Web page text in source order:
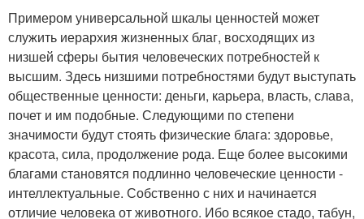
Примером универсальной шкалы ценностей может
служить иерархия жизненных благ, восходящих из
низшей сферы бытия человеческих потребностей к
высшим. Здесь низшими потребностями будут выступать
общественные ценности: деньги, карьера, власть, слава,
почет и им подобные. Следующими по степени
значимости будут стоять физические блага: здоровье,
красота, сила, продолжение рода. Еще более высокими
благами становятся подлинно человеческие ценности -
интеллектуальные. Собственно с них и начинается
отличие человека от животного. Ибо всякое стадо, табун,